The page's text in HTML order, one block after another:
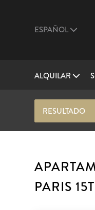
ESPAÑOL
ALQUILAR
RESULTADO
PARIS